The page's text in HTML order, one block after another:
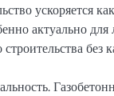
ускоряется
актуально для
строительства без